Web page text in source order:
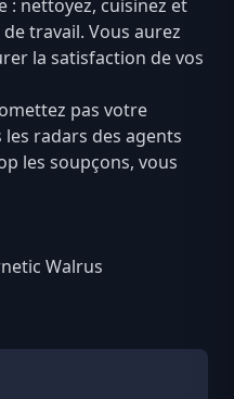
: nettoyez, cuisinez et
travail. Vous aurez
la satisfaction de vos
pas votre
radars des agents
les soupçons, vous
Walrus